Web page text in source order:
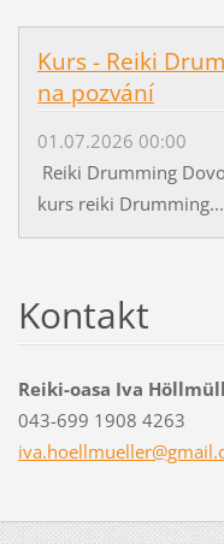
Kurs - Reiki
na pozvání
01.07.2026 00:00
Reiki Drumming
kurs reiki Drumming...
Kontakt
Reiki-oasa Iva
043-699 1908 4263
iva.hoellmueller